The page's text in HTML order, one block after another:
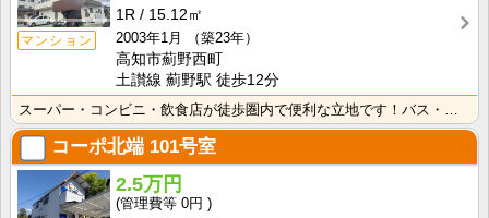
マンション
1R
15.12㎡
2003年1月
（築23年）
高知市薊野西町
土讃線 薊野駅 徒歩12分
コーポ北端 101号室
2.5万円
0円